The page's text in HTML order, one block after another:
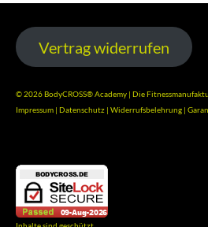
Vertrag widerrufen
© 2026 BodyCROSS® Academy | Die
Impressum | Datenschutz | Widerrufsbelehrung |